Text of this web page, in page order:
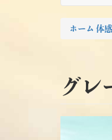
ホーム 体
グレ